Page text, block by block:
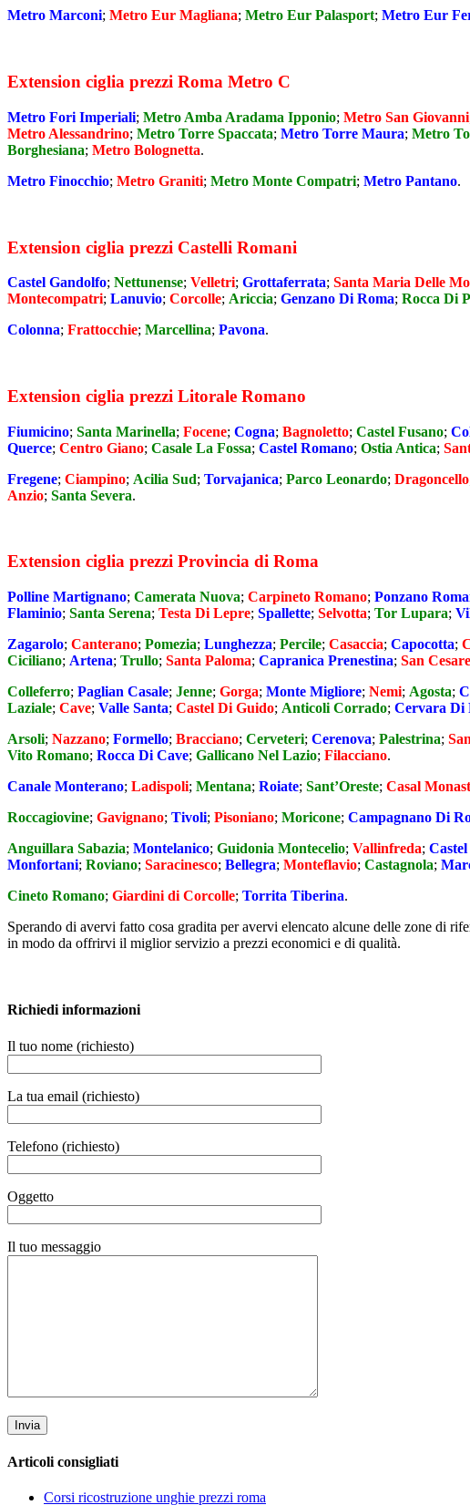
Metro Marconi; Metro Eur Magliana; Metro Eur Palasport; Metro Eur
Extension ciglia prezzi Roma Metro C
Metro Fori Imperiali; Metro Amba Aradama Ipponio; Metro San Giovanni
Metro Alessandrino; Metro Torre Spaccata; Metro Torre Maura; Metro
Borghesiana; Metro Bolognetta.
Metro Finocchio; Metro Graniti; Metro Monte Compatri; Metro Pantano.
Extension ciglia prezzi Castelli Romani
Castel Gandolfo; Nettunense; Velletri; Grottaferrata; Santa Maria Delle
Montecompatri; Lanuvio; Corcolle; Ariccia; Genzano Di Roma; Rocca Di
Colonna; Frattocchie; Marcellina; Pavona.
Extension ciglia prezzi Litorale Romano
Fiumicino; Santa Marinella; Focene; Cogna; Bagnoletto; Castel Fusano;
Querce; Centro Giano; Casale La Fossa; Castel Romano; Ostia Antica;
Fregene; Ciampino; Acilia Sud; Torvajanica; Parco Leonardo; Dragoncello
Anzio; Santa Severa.
Extension ciglia prezzi Provincia di Roma
Polline Martignano; Camerata Nuova; Carpineto Romano; Ponzano
Flaminio; Santa Serena; Testa Di Lepre; Spallette; Selvotta; Tor Lupara;
Zagarolo; Canterano; Pomezia; Lunghezza; Percile; Casaccia; Capocotta;
Ciciliano; Artena; Trullo; Santa Paloma; Capranica Prenestina; San
Colleferro; Paglian Casale; Jenne; Gorga; Monte Migliore; Nemi; Agosta;
Laziale; Cave; Valle Santa; Castel Di Guido; Anticoli Corrado; Cervara Di
Arsoli; Nazzano; Formello; Bracciano; Cerveteri; Cerenova; Palestrina;
Vito Romano; Rocca Di Cave; Gallicano Nel Lazio; Filacciano.
Canale Monterano; Ladispoli; Mentana; Roiate; Sant’Oreste; Casal
Roccagiovine; Gavignano; Tivoli; Pisoniano; Moricone; Campagnano Di
Anguillara Sabazia; Montelanico; Guidonia Montecelio; Vallinfreda;
Monfortani; Roviano; Saracinesco; Bellegra; Monteflavio; Castagnola;
Cineto Romano; Giardini di Corcolle; Torrita Tiberina.
Sperando di avervi fatto cosa gradita per avervi elencato alcune delle zone di
in modo da offrirvi il miglior servizio a prezzi economici e di qualità.
Richiedi informazioni
Il tuo nome (richiesto)
La tua email (richiesto)
Telefono (richiesto)
Oggetto
Il tuo messaggio
Articoli consigliati
Corsi ricostruzione unghie prezzi roma